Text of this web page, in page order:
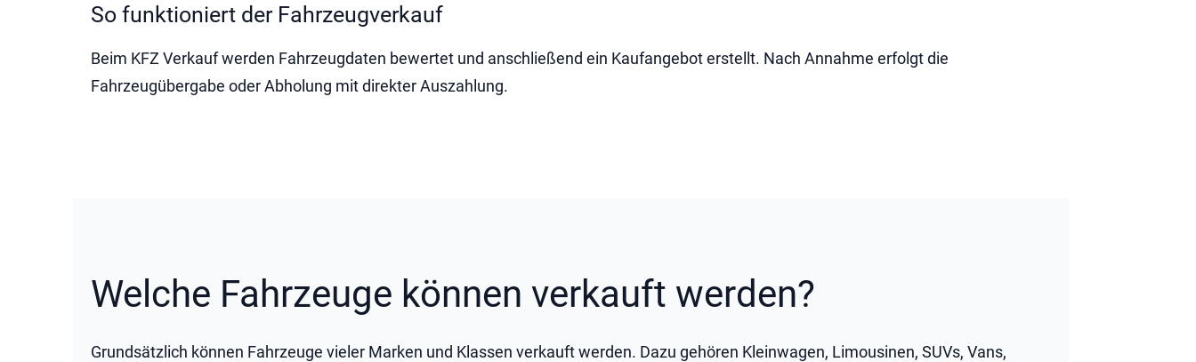
So funktioniert der Fahrzeugverkauf
Beim KFZ Verkauf werden Fahrzeugdaten bewertet und anschließend ein Kaufangebot erstellt. Nach Annahme erfolgt die
Fahrzeugübergabe oder Abholung mit direkter Auszahlung.
Welche Fahrzeuge können verkauft werden?
Grundsätzlich können Fahrzeuge vieler Marken und Klassen verkauft werden. Dazu gehören Kleinwagen, Limousinen, SUVs, Vans,